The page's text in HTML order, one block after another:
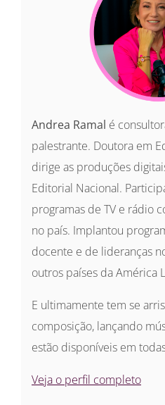
Andrea Ramal é
palestrante. Doutora em
dirige as produções
Editorial Nacional.
programas de TV e rádio
no país. Implantou
docente e de lideranças
outros países da América
E ultimamente tem se
composição, lançando
estão disponíveis em
Veja o perfil completo